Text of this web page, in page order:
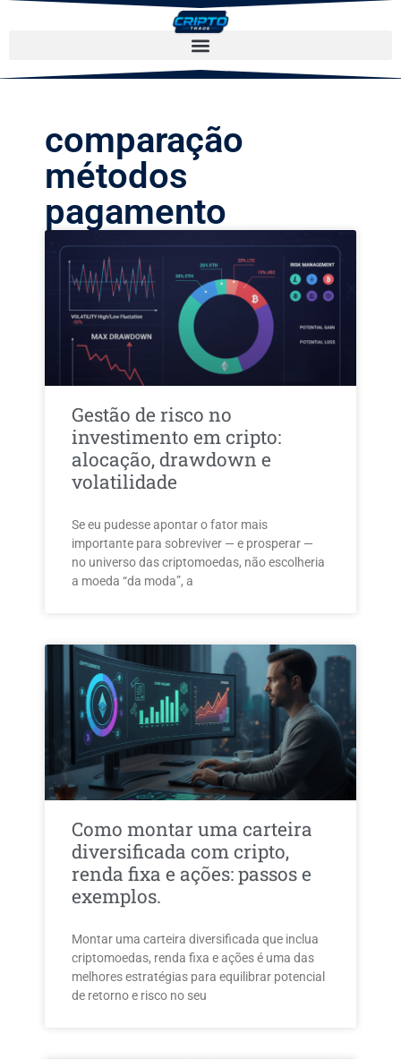
comparação
métodos
pagamento
Gestão de risco no
investimento em cripto:
alocação, drawdown e
volatilidade
Se eu pudesse apontar o fator mais
importante para sobreviver — e prosperar —
no universo das criptomoedas, não escolheria
a moeda “da moda”, a
Como montar uma carteira
diversificada com cripto,
renda fixa e ações: passos e
exemplos.
Montar uma carteira diversificada que inclua
criptomoedas, renda fixa e ações é uma das
melhores estratégias para equilibrar potencial
de retorno e risco no seu